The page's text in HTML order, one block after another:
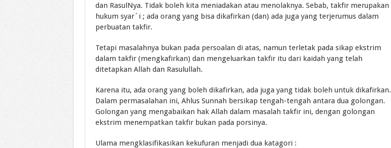
dan RasulNya. Tidak boleh kita meniadakan atau menolaknya. Sebab, takfir merupakan
hukum syar´i ; ada orang yang bisa dikafirkan (dan) ada juga yang terjerumus dalam
perbuatan takfir.
Tetapi masalahnya bukan pada persoalan di atas, namun terletak pada sikap ekstrim
dalam takfir (mengkafirkan) dan mengeluarkan takfir itu dari kaidah yang telah
ditetapkan Allah dan Rasulullah.
Karena itu, ada orang yang boleh dikafirkan, ada juga yang tidak boleh untuk dikafirkan.
Dalam permasalahan ini, Ahlus Sunnah bersikap tengah-tengah antara dua golongan.
Golongan yang mengabaikan hak Allah dalam masalah takfir ini, dengan golongan
ekstrim menempatkan takfir bukan pada porsinya.
Ulama mengklasifikasikan kekufuran menjadi dua katagori :